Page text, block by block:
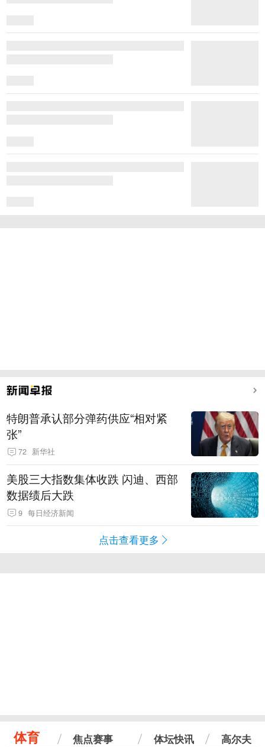
特朗普承认部分弹药供应“相对紧
张”
72 新华社
美股三大指数集体收跌 闪迪、西部
数据绩后大跌
9 每日经济新闻
点击查看更多
体育 焦点赛事 体坛快讯 高尔夫